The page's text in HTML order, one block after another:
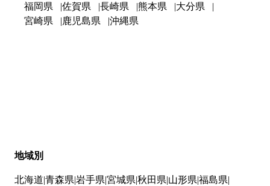
福岡県 佐賀県 長崎県 熊本県
大分県
宮崎県
鹿児島県 沖縄県
地域別
北海道 青森県 岩手県 宮城県 秋田県 山形県 福島県